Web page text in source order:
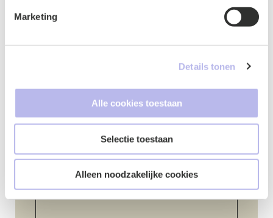
Marketing
Details tonen
Alle cookies toestaan
Selectie toestaan
Alleen noodzakelijke cookies
Vraag of opmerking *